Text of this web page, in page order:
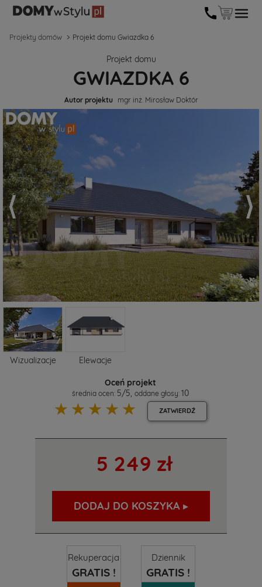
Projekty domów Projekt domu Gwiazdka 6
Projekt domu
GWIAZDKA 6
Autor projektu mgr inż. Mirosław Doktór
Wizualizacje Elewacje
Oceń projekt
średnia ocen: 5/5 oddane głosy: 10
☆
☆
☆
☆
☆ ZATWIERDŹ
5 249 zł
DODAJ DO KOSZYKA ▸
Rekuperacja
GRATIS !
Dziennik
GRATIS !